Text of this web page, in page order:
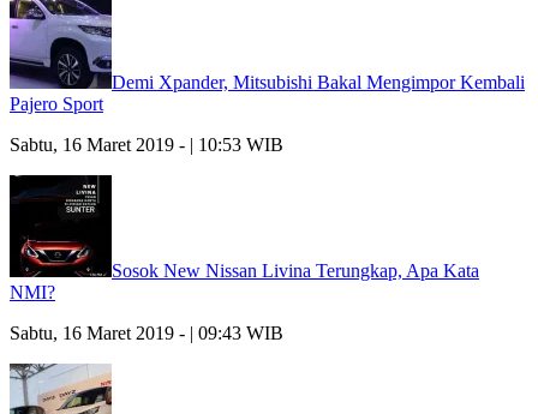
Demi Xpander, Mitsubishi Bakal Mengimpor Kembali
Pajero Sport
Sabtu, 16 Maret 2019 - | 10:53 WIB
Sosok New Nissan Livina Terungkap, Apa Kata
NMI?
Sabtu, 16 Maret 2019 - | 09:43 WIB